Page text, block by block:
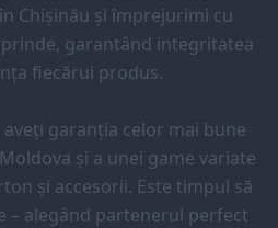
Chișinău și împrejurimi cu
garantând integritatea
fiecărui produs.
garanția celor mai bune
și a unei game variate
și accesorii. Este timpul să
– alegând partenerul perfect